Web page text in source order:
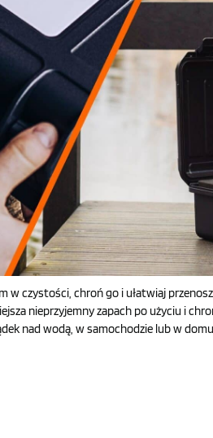
w czystości, chroń go i ułatwiaj
nieprzyjemny zapach po użyciu i
nad wodą, w samochodzie lub w